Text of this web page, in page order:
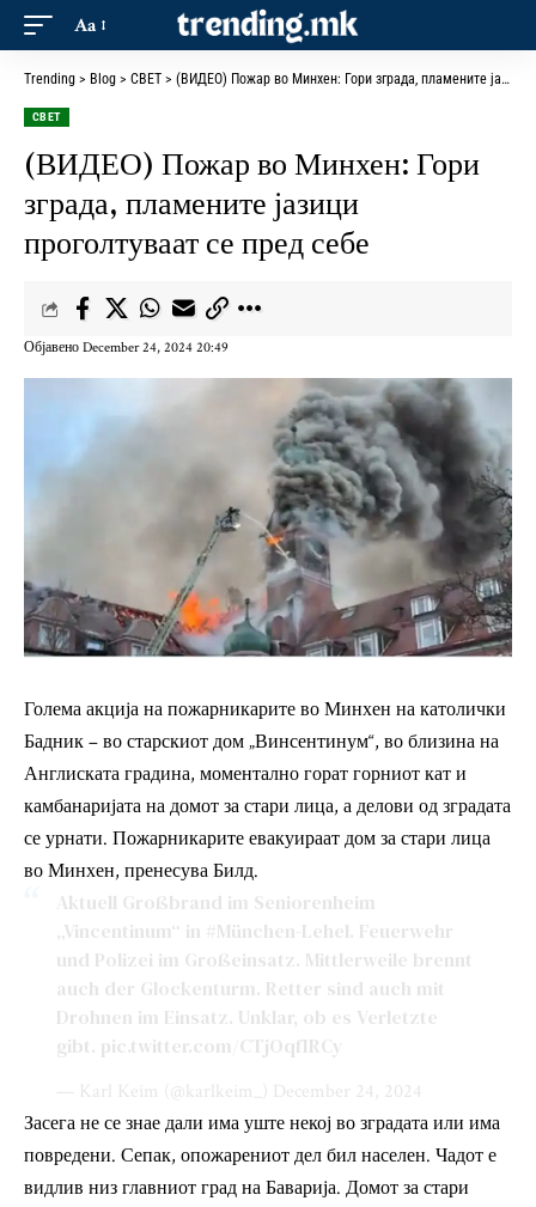
Aa
Trending > Blog > СВЕТ > (ВИДЕО) Пожар во Минхен: Гори зграда, пламените јазици проголтуваат се пред себе
СВЕТ
(ВИДЕО) Пожар во Минхен: Гори
зграда, пламените јазици
проголтуваат се пред себе
Објавено December 24, 2024 20:49
Голема акција на пожарникарите во Минхен на католички
Бадник – во старскиот дом „Винсентинум“, во близина на
Англиската градина, моментално горат горниот кат и
камбанаријата на домот за стари лица, а делови од зградата
се урнати. Пожарникарите евакуираат дом за стари лица
во Минхен, пренесува Билд.
Aktuell Großbrand im Seniorenheim
„Vincentinum“ in
#München -Lehel. Feuerwehr
und Polizei im Großeinsatz. Mittlerweile brennt
auch der Glockenturm. Retter sind auch mit
Drohnen im Einsatz. Unklar, ob es Verletzte
gibt. pic.twitter.com/CTjOqfIRCy
— Karl Keim (@karlkeim_) December 24, 2024
Засега не се знае дали има уште некој во зградата или има
повредени. Сепак, опожарениот дел бил населен. Чадот е
видлив низ главниот град на Баварија. Домот за стари